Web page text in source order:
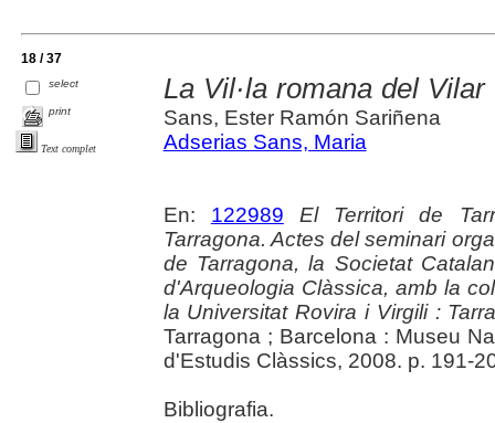
18 / 37
select
print
Text complet
La Vil·la romana del
Sans, Ester Ramón Sariñena
Adserias Sans, Maria
En: 122989
El Territori de
Tarragona. Actes del seminari
de Tarragona, la Societat
d'Arqueologia Clàssica, amb la
la Universitat Rovira i Virgili :
Tarragona ; Barcelona : Museu
d'Estudis Clàssics, 2008. p. 191-
Bibliografia.